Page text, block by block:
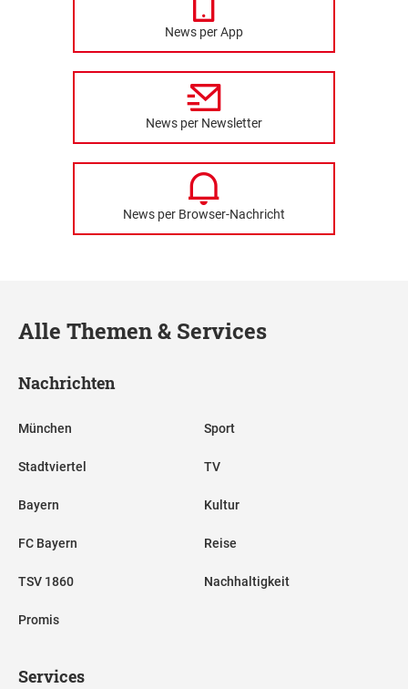
News per App
News per Newsletter
News per Browser-Nachricht
Alle Themen & Services
Nachrichten
München
Stadtviertel
Bayern
FC Bayern
TSV 1860
Promis
Sport
TV
Kultur
Reise
Nachhaltigkeit
Services